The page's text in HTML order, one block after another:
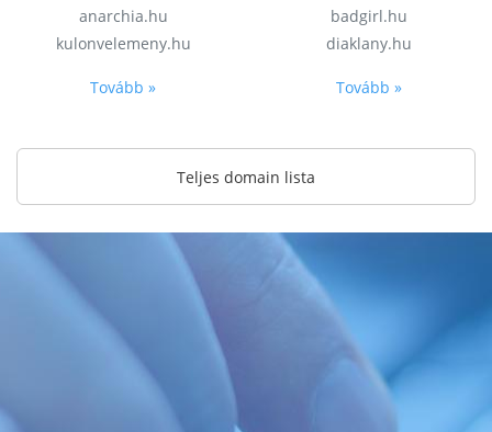
anarchia.hu
kulonvelemeny.hu
Tovább »
badgirl.hu
diaklany.hu
Tovább »
Teljes domain lista